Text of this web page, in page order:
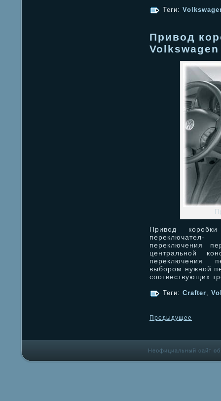
Теги:
Привод
Привод
переключения
центральной
переключения
выбором нужной
соотвествующих
Теги: Crafter,
Предыдущее
Неофициальный сайт